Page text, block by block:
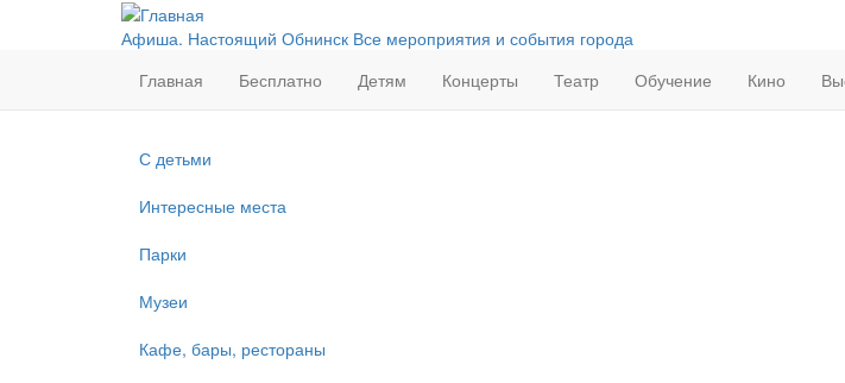
Афиша. Настоящий Обнинск Все мероприятия и события города
Главная
Бесплатно Детям Концерты Театр Обучение Кино
С детьми
Интересные места
Парки
Музеи
Кафе, бары, рестораны